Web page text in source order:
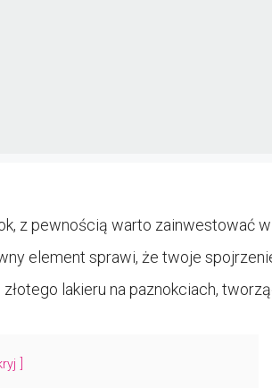
z pewnością warto zainwestować w
element sprawi, że twoje
lakieru na paznokciach,